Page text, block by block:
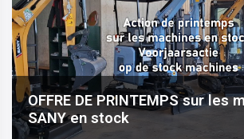
OFFRE DE PRINTEMPS sur les
SANY en stock